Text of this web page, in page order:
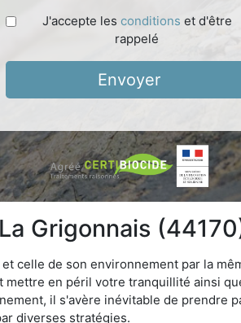
J'accepte les conditions et d'être
rappelé
Envoyer
Grigonnais
celle de son environnement par la
mettre en péril votre tranquillité ainsi
il s'avère inévitable de prendre
diverses stratégies.